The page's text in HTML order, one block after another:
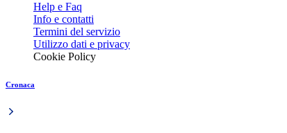
Help e Faq
Info e contatti
Termini del servizio
Utilizzo dati e privacy
Cookie Policy
Cronaca